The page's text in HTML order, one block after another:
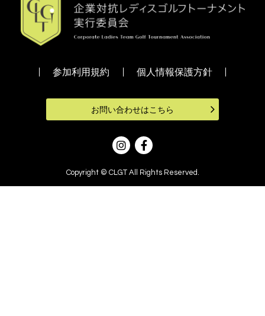
参加利用規約 個人情報保護方針
お問い合わせはこちら
Copyright © CLGT All Rights Reserved.